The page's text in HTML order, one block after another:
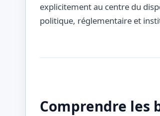
explicitement au centre du
politique, réglementaire et
Comprendre les